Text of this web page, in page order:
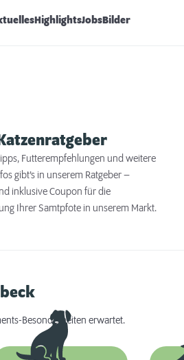
HighlightsJobsBilder
Futterempfehlungen und weitere
gibt’s in unserem Ratgeber –
inklusive Coupon für die
Ihrer Samtpfote in unserem Markt.
Besonderheiten erwartet.